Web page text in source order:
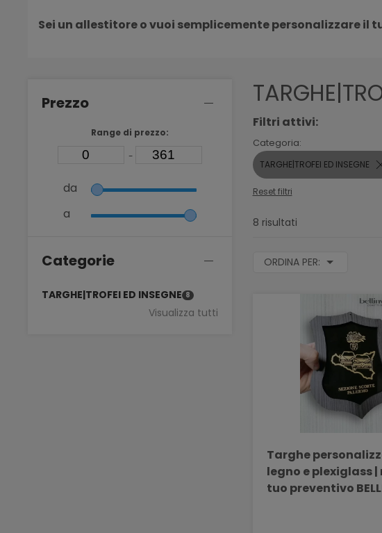
Sei un allestitore o vuoi semplicemente personalizzare il
Prezzo
Range di prezzo:
-
da
a
Categorie
TARGHE|TROFEI ED INSEGNE 8
Visualizza tutti
Filtri attivi:
Categoria:
TARGHE|TROFEI ED INSEGNE
Reset filtri
8 risultati
ORDINA PER:
Targhe
legno e plexiglass
tuo preventivo